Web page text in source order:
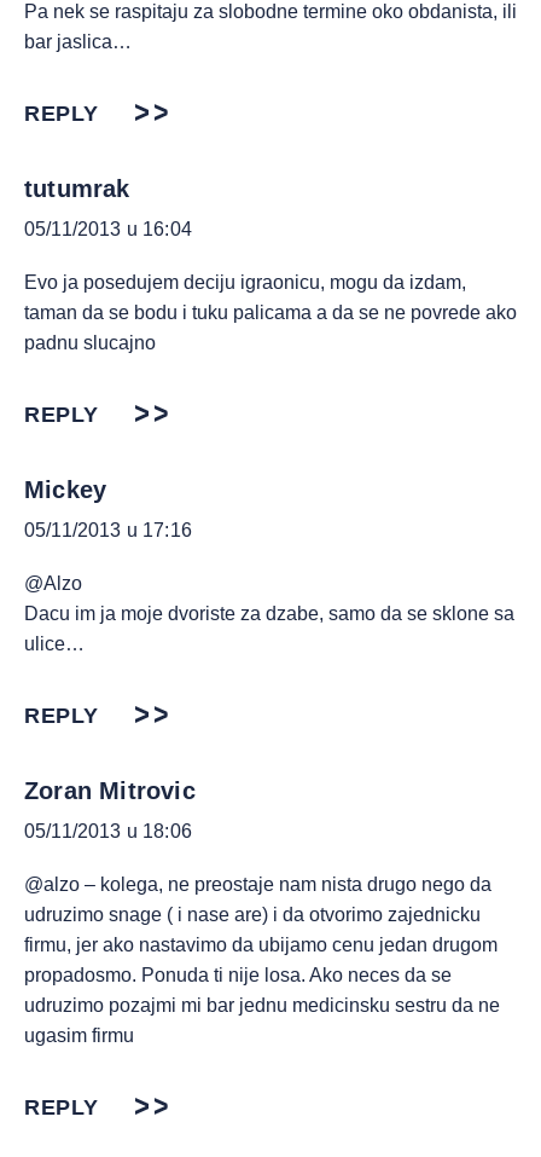
Pa nek se raspitaju za slobodne termine oko obdanista, ili
bar jaslica…
REPLY
tutumrak
05/11/2013 u 16:04
Evo ja posedujem deciju igraonicu, mogu da izdam,
taman da se bodu i tuku palicama a da se ne povrede ako
padnu slucajno
REPLY
Mickey
05/11/2013 u 17:16
@Alzo
Dacu im ja moje dvoriste za dzabe, samo da se sklone sa
ulice…
REPLY
Zoran Mitrovic
05/11/2013 u 18:06
@alzo – kolega, ne preostaje nam nista drugo nego da
udruzimo snage ( i nase are) i da otvorimo zajednicku
firmu, jer ako nastavimo da ubijamo cenu jedan drugom
propadosmo. Ponuda ti nije losa. Ako neces da se
udruzimo pozajmi mi bar jednu medicinsku sestru da ne
ugasim firmu
REPLY